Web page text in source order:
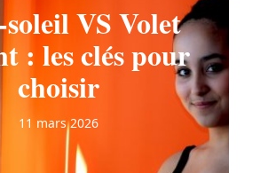
VS Volet
: les clés pour
choisir
11 mars 2026